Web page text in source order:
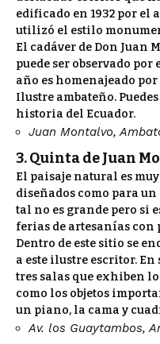
edificado en 1932 por el
utilizó el estilo
El cadáver de Don Juan
puede ser observado por
año es homenajeado
Ilustre ambateño.
historia del Ecuador.
Juan Montalvo,
3. Quinta de Juan
El paisaje natural es
diseñados como para
tal no es grande pero si
ferias de artesanías con
Dentro de este sitio se
a este ilustre escritor.
tres salas que exhiben
como los objetos
un piano, la cama y
Av. los Guaytambos,